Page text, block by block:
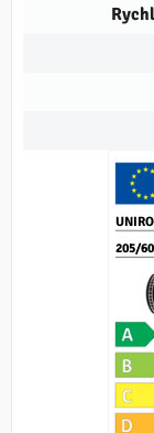
205/